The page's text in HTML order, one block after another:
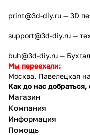
print@3d-diy.ru — 3D
support@3d-diy.ru —
buh@3d-diy.ru —
Мы переехали:
Москва, Павелецкая
Как до нас добраться,
Магазин
Компания
Информация
Помощь